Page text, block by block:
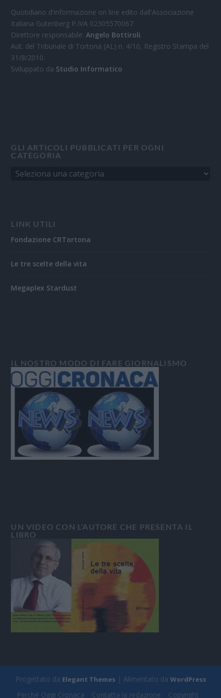
Quotidiano d'informazione on line edito dall'Associazione
Italiana Gutenberg P.IVA 02305570067.
Direttore responsabile:Angelo Bottiroli.
Aut. del Tribunale di Tortona (AL) n. 4/10, Registro Stampa del
31/8/2010.
Sviluppato da Studio Informatico
GLI ARTICOLI PUBBLICATI PER OGNI
CATEGORIA
LINK UTILI
Fondazione CRTortona
Le tre scelte della vita
Megaplex Stardust
IL NOSTRO MODO DI FARE GIORNALISMO
UN VIDEO CON L’AUTORE CHE PRESENTA IL
LIBRO
Progettato da Elegant Themes| Alimentato da WordPress
Perchè Oggi Cronaca Contatta la redazione Copyright